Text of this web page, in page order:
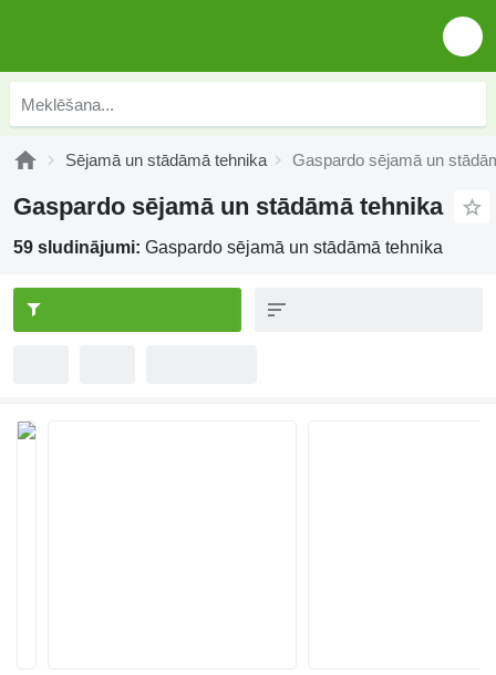
Sējamā un stādāmā tehnika Gaspardo sējamā un
Gaspardo sējamā un stādāmā tehnika
59 sludinājumi: Gaspardo sējamā un stādāmā tehnika